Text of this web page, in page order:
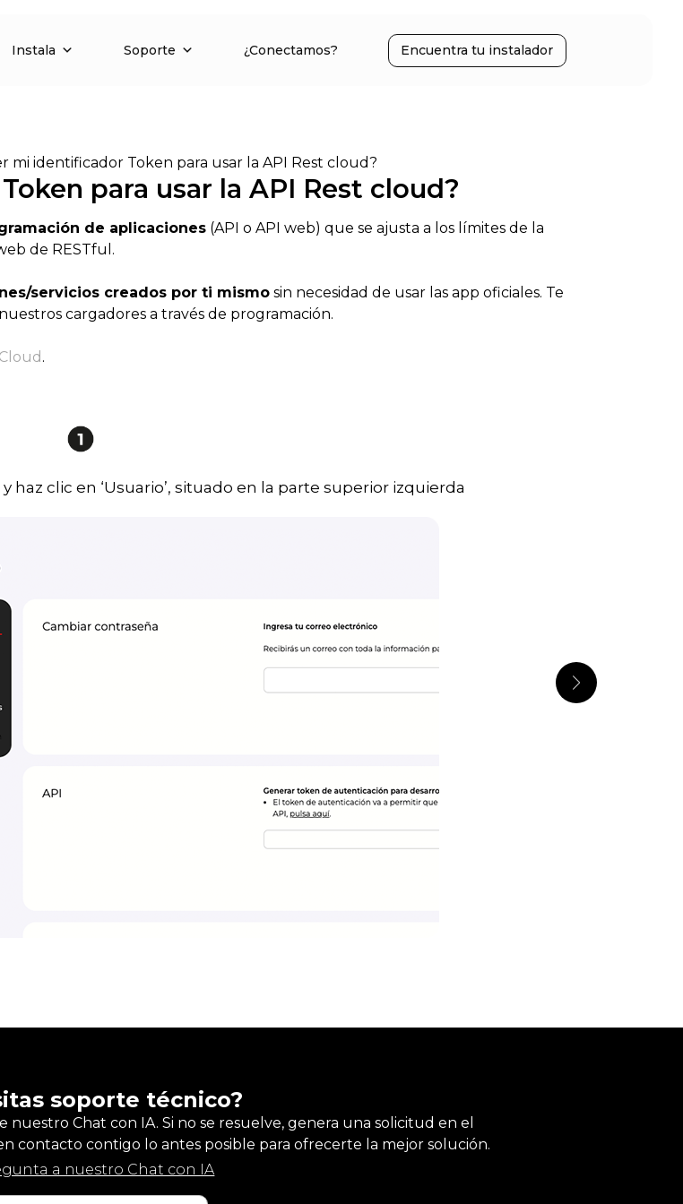
Instala Soporte ¿Conectamos? Encuentra tu instalador
mi identificador Token para usar la API Rest cloud?
para usar la API Rest cloud?
de aplicaciones (API o API web) que se ajusta a los límites de la
de RESTful.
servicios creados por ti mismo sin necesidad de usar las app oficiales. Te
cargadores a través de programación.
.
y haz clic en ‘Usuario’, situado en la parte superior izquierda
soporte técnico?
nuestro Chat con IA. Si no se resuelve, genera una solicitud en el
contacto contigo lo antes posible para ofrecerte la mejor solución.
a nuestro Chat con IA